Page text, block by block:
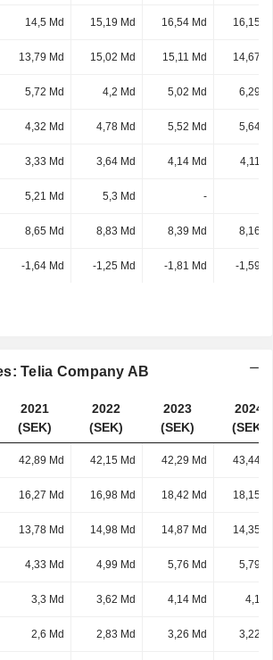
14,5 Md 15,19 Md 16,54 Md 16,15 Md
13,79 Md 15,02 Md 15,11 Md 14,67 Md
5,72 Md 4,2 Md 5,02 Md 6,29 Md
4,32 Md 4,78 Md 5,52 Md 5,64 Md
3,33 Md 3,64 Md 4,14 Md 4,11 Md
5,21 Md 5,3 Md -
8,65 Md 8,83 Md 8,39 Md 8,16 Md
-1,64 Md -1,25 Md -1,81 Md -1,59 Md
Telia Company AB
2021
(SEK)
2022
(SEK)
2023
(SEK)
2024
(SEK)
42,89 Md 42,15 Md 42,29 Md 43,44 Md
16,27 Md 16,98 Md 18,42 Md 18,15 Md
13,78 Md 14,98 Md 14,87 Md 14,35 Md
4,33 Md 4,99 Md 5,76 Md 5,79 Md
3,3 Md 3,62 Md 4,14 Md 4,1 Md
2,6 Md 2,83 Md 3,26 Md 3,22 Md